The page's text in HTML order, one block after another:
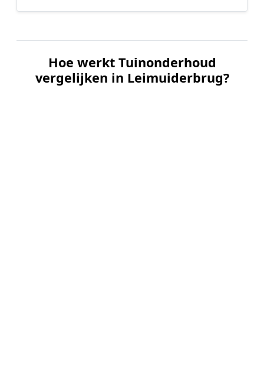
Hoe werkt Tuinonderhoud
vergelijken in Leimuiderbrug?